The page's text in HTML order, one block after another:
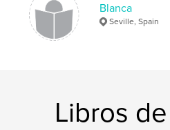
Blanca
Seville, Spain
Libros